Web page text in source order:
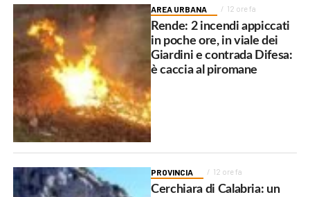
AREA URBANA 12 ore fa
Rende: 2 incendi appiccati
in poche ore, in viale dei
Giardini e contrada Difesa:
è caccia al piromane
PROVINCIA 12 ore fa
Cerchiara di Calabria: un